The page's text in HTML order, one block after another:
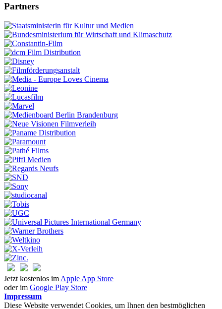
Partners
Jetzt kostenlos im Apple App Store
oder im Google Play Store
Impressum
Diese Website verwendet Cookies, um Ihnen den bestmöglichen